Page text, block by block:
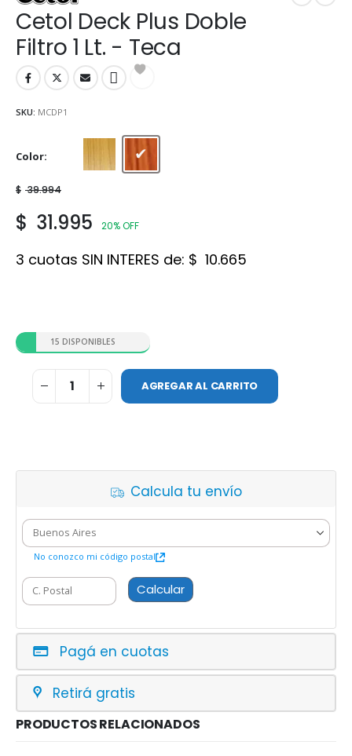
Cetol Deck Plus Doble
Filtro 1 Lt. - Teca
SKU: MCDP1
Color Natural Teca
$ 39.994
$ 31.995 20% OFF
3 cuotas SIN INTERES de: $ 10.665
15 DISPONIBLES
AGREGAR AL CARRITO
Calcula tu envío
No conozco mi código postal
Calcular
Pagá en cuotas
Retirá gratis
PRODUCTOS RELACIONADOS